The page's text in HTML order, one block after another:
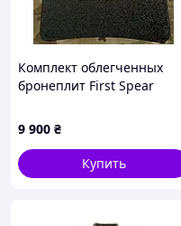
Комплект облегченных
бронеплит First Spear
NIJ III бронеплиты 3 класс
керамические бронеплиты
XL
9 900 ₴
Купить